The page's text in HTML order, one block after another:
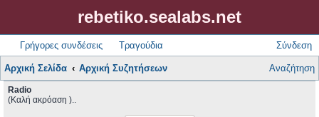
rebetiko.sealabs.net
Γρήγορες συνδέσεις Τραγούδια Σύνδεση
Αρχική Σελίδα Αρχική Συζητήσεων Αναζήτηση
Radio
(Καλή ακρόαση )..